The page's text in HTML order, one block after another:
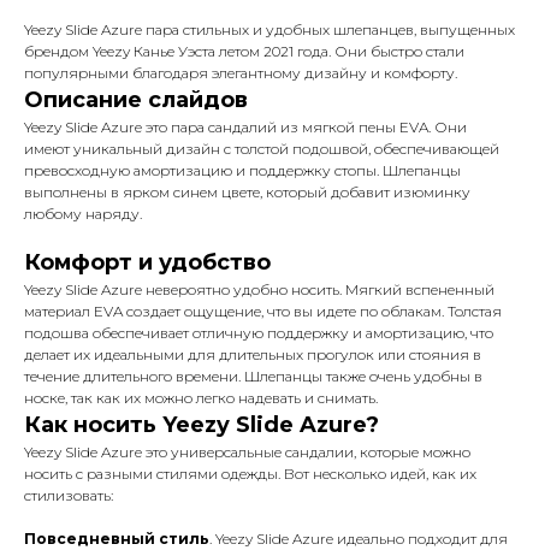
Yeezy Slide Azure пара стильных и удобных шлепанцев, выпущенных
брендом Yeezy Канье Уэста летом 2021 года. Они быстро стали
популярными благодаря элегантному дизайну и комфорту.
Описание слайдов
Yeezy Slide Azure это пара сандалий из мягкой пены EVA. Они
имеют уникальный дизайн с толстой подошвой, обеспечивающей
превосходную амортизацию и поддержку стопы. Шлепанцы
выполнены в ярком синем цвете, который добавит изюминку
любому наряду.
Комфорт и удобство
Yeezy Slide Azure невероятно удобно носить. Мягкий вспененный
материал EVA создает ощущение, что вы идете по облакам. Толстая
подошва обеспечивает отличную поддержку и амортизацию, что
делает их идеальными для длительных прогулок или стояния в
течение длительного времени. Шлепанцы также очень удобны в
носке, так как их можно легко надевать и снимать.
Как носить Yeezy Slide Azure?
Yeezy Slide Azure это универсальные сандалии, которые можно
носить с разными стилями одежды. Вот несколько идей, как их
стилизовать:
Повседневный стиль. Yeezy Slide Azure идеально подходит для